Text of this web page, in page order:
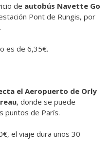
de autobús Navette Go
Pont de Rungis, por
es de 6,35€.
el Aeropuerto de Orly
, donde se puede
puntos de París.
el viaje dura unos 30